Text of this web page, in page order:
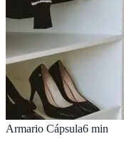
Armario Cápsula6 min